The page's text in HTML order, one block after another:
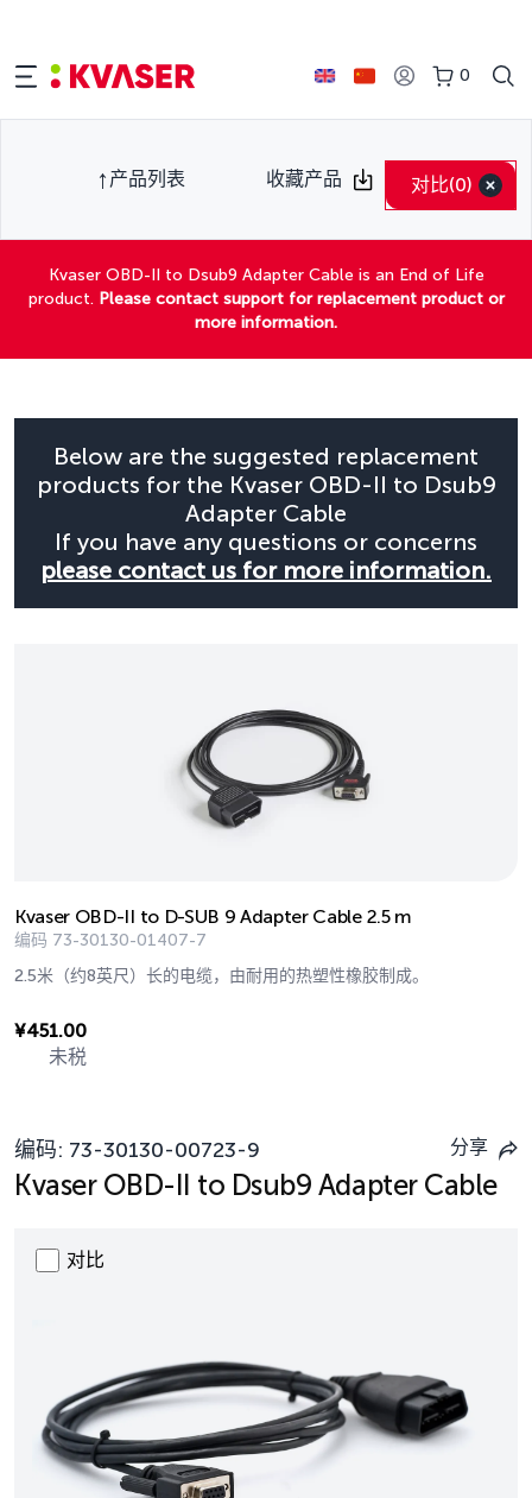
0
产品列表 收藏产品 对比(0)
Kvaser OBD-II to Dsub9 Adapter Cable is an End of Life
product. Please contact support for replacement product or
more information.
Below are the suggested replacement
products for the Kvaser OBD-II to Dsub9
Adapter Cable
If you have any questions or concerns
please contact us for more information.
Kvaser OBD-II to D-SUB 9 Adapter Cable 2.5 m
编码 73-30130-01407-7
2.5米（约8英尺）长的电缆，由耐用的热塑性橡胶制成。
¥451.00
未税
编码: 73-30130-00723-9 分享
Kvaser OBD-II to Dsub9 Adapter Cable
对比